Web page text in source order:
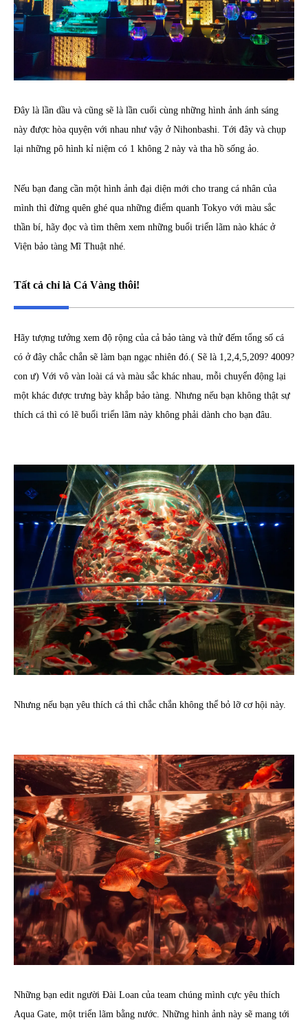
Đây là lần dầu và cũng sẽ là lần cuối cùng những hình ảnh ánh sáng
này được hòa quyện với nhau như vậy ở Nihonbashi. Tới đây và chụp
lại những pô hình kỉ niệm có 1 không 2 này và tha hồ sống ảo.
Nếu bạn đang cần một hình ảnh đại diện mới cho trang cá nhân của
mình thì đừng quên ghé qua những điểm quanh Tokyo với màu sắc
thần bí, hãy đọc và tìm thêm xem những buổi triển lãm nào khác ở
Viện bảo tàng Mĩ Thuật nhé.
Tất cả chỉ là Cá Vàng thôi!
Hãy tượng tưởng xem độ rộng của cả bảo tàng và thử đếm tổng số cá
có ở đây chắc chắn sẽ làm bạn ngạc nhiên đó.( Sẽ là 1,2,4,5,209? 4009?
con ư) Với vô vàn loài cá và màu sắc khác nhau, mỗi chuyển động lại
một khác được trưng bày khắp bảo tàng. Nhưng nếu bạn không thật sự
thích cá thì có lẽ buổi triển lãm này không phải dành cho bạn đâu.
Nhưng nếu bạn yêu thích cá thì chắc chắn không thể bỏ lỡ cơ hội này.
Những bạn edit người Đài Loan của team chúng mình cực yêu thích
Aqua Gate, một triển lãm bằng nước. Những hình ảnh này sẽ mang tới